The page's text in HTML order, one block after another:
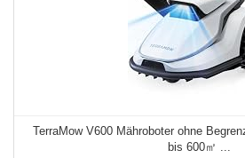
TerraMow V600 Mähroboter ohne
bis 600㎡ ...